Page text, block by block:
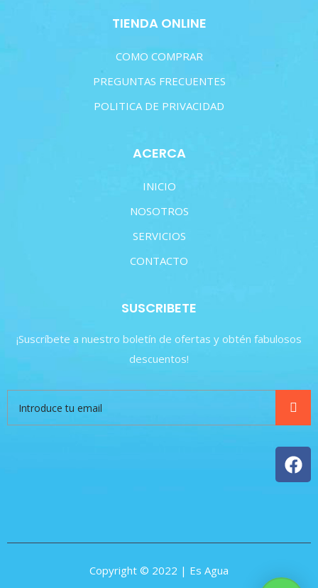
TIENDA ONLINE
COMO COMPRAR
PREGUNTAS FRECUENTES
POLITICA DE PRIVACIDAD
ACERCA
INICIO
NOSOTROS
SERVICIOS
CONTACTO
SUSCRIBETE
¡Suscríbete a nuestro boletín de ofertas y obtén fabulosos
descuentos!
Copyright © 2022 | Es Agua